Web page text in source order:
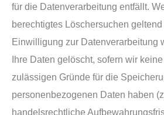
für die Datenverarbeitung entfällt.
berechtigtes Löschersuchen
Einwilligung zur Datenverarbeitung
Ihre Daten gelöscht, sofern wir
zulässigen Gründe für die
personenbezogenen Daten haben
handelsrechtliche